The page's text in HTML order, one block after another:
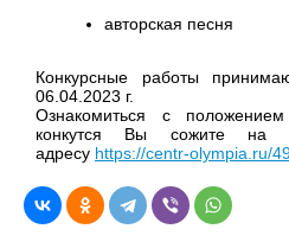
авторская песня
Конкурсные работы
06.04.2023 г.
Ознакомиться с
конкутся Вы сожите на
адресу https://centr-olympia.ru/